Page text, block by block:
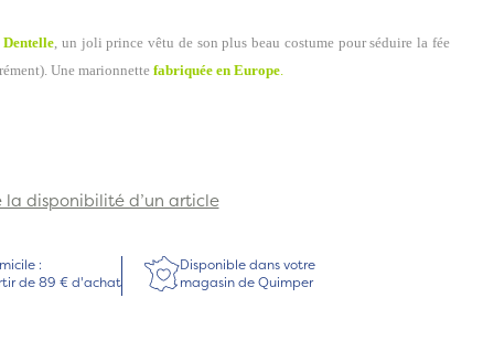
, un joli prince vêtu de son plus beau costume pour séduire la fée
Une marionnette fabriquée en Europe.
la disponibilité d’un article
:
de 89 € d'achat
Disponible dans votre
magasin de Quimper